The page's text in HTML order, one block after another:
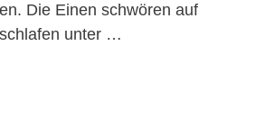
Die Einen schwören auf
unter …